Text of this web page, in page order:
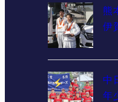
熊
伊
中
年